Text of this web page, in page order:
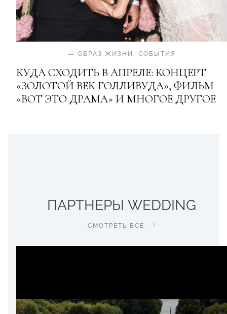
— ОБРАЗ ЖИЗНИ . СОБЫТИЯ
КУДА СХОДИТЬ В АПРЕЛЕ: КОНЦЕРТ
«ЗОЛОТОЙ ВЕК ГОЛЛИВУДА», ФИЛЬМ
«ВОТ ЭТО ДРАМА» И МНОГОЕ ДРУГОЕ
ПАРТНЕРЫ WEDDING
СМОТРЕТЬ ВСЕ